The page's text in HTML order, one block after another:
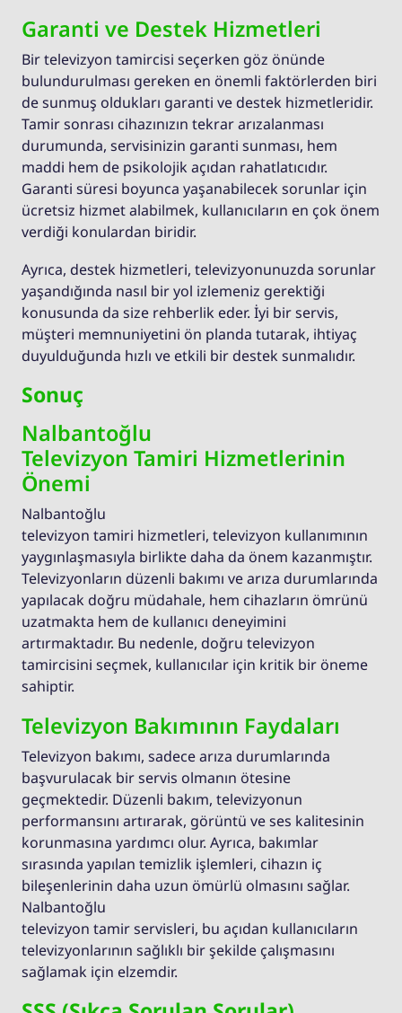
Garanti ve Destek Hizmetleri
Bir televizyon tamircisi seçerken göz önünde
bulundurulması gereken en önemli faktörlerden biri
de sunmuş oldukları garanti ve destek hizmetleridir.
Tamir sonrası cihazınızın tekrar arızalanması
durumunda, servisinizin garanti sunması, hem
maddi hem de psikolojik açıdan rahatlatıcıdır.
Garanti süresi boyunca yaşanabilecek sorunlar için
ücretsiz hizmet alabilmek, kullanıcıların en çok önem
verdiği konulardan biridir.
Ayrıca, destek hizmetleri, televizyonunuzda sorunlar
yaşandığında nasıl bir yol izlemeniz gerektiği
konusunda da size rehberlik eder. İyi bir servis,
müşteri memnuniyetini ön planda tutarak, ihtiyaç
duyulduğunda hızlı ve etkili bir destek sunmalıdır.
Sonuç
Nalbantoğlu
Televizyon Tamiri Hizmetlerinin
Önemi
Nalbantoğlu
televizyon tamiri hizmetleri, televizyon kullanımının
yaygınlaşmasıyla birlikte daha da önem kazanmıştır.
Televizyonların düzenli bakımı ve arıza durumlarında
yapılacak doğru müdahale, hem cihazların ömrünü
uzatmakta hem de kullanıcı deneyimini
artırmaktadır. Bu nedenle, doğru televizyon
tamircisini seçmek, kullanıcılar için kritik bir öneme
sahiptir.
Televizyon Bakımının Faydaları
Televizyon bakımı, sadece arıza durumlarında
başvurulacak bir servis olmanın ötesine
geçmektedir. Düzenli bakım, televizyonun
performansını artırarak, görüntü ve ses kalitesinin
korunmasına yardımcı olur. Ayrıca, bakımlar
sırasında yapılan temizlik işlemleri, cihazın iç
bileşenlerinin daha uzun ömürlü olmasını sağlar.
Nalbantoğlu
televizyon tamir servisleri, bu açıdan kullanıcıların
televizyonlarının sağlıklı bir şekilde çalışmasını
sağlamak için elzemdir.